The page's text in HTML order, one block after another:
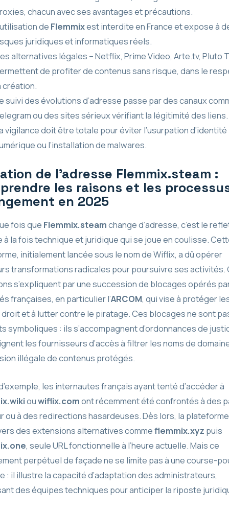
chacun avec ses avantages et précautions.
de Flemmixest interdite en France et expose à
juridiques et informatiques réels.
alternatives légales – Netflix, Prime Video, Arte.tv, Pluto
de profiter de contenus sans risque, dans le
création.
suivi des évolutions d’adresse passe par des canaux
ou des sites sérieux vérifiant la légitimité des liens.
vigilance doit être totale pour éviter l’usurpation d’identité
ou l’installation de malwares.
de l’adresse Flemmix.steam :
les raisons et les
en 2025
fois que Flemmix.steamchange d’adresse, c’est le
à la fois technique et juridique qui se joue en coulisse.
initialement lancée sous le nom de Wiflix, a dû opérer
transformations radicales pour poursuivre ses activités.
s’expliquent par une succession de blocages opérés
françaises, en particulier l’ARCOM, qui vise à protéger
et à lutter contre le piratage. Ces blocages ne sont
symboliques : ils s’accompagnent d’ordonnances de
les fournisseurs d’accès à filtrer les noms de
illégale de contenus protégés.
les internautes français ayant tenté d’accéder à
ouwiflix.comont récemment été confrontés à des
ou à des redirections hasardeuses. Dès lors, la
des extensions alternatives commeflemmix.xyz puis
, seule URL fonctionnelle à l’heure actuelle. Mais ce
perpétuel de façade ne se limite pas à une course-
: il illustre la capacité d’adaptation des administrateurs,
des équipes techniques pour anticiper la riposte